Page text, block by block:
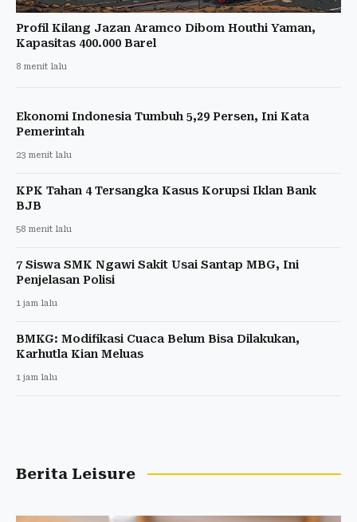
Profil Kilang Jazan Aramco Dibom Houthi Yaman,
Kapasitas 400.000 Barel
8 menit lalu
Ekonomi Indonesia Tumbuh 5,29 Persen, Ini Kata
Pemerintah
23 menit lalu
KPK Tahan 4 Tersangka Kasus Korupsi Iklan Bank
BJB
58 menit lalu
7 Siswa SMK Ngawi Sakit Usai Santap MBG, Ini
Penjelasan Polisi
1 jam lalu
BMKG: Modifikasi Cuaca Belum Bisa Dilakukan,
Karhutla Kian Meluas
1 jam lalu
Berita Leisure